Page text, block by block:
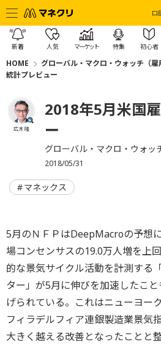
口
新着 人気 マーケット 特集 初心者
HOME グローバル・マクロ・ウォッチ（雇
統計プレビュー
広木 隆
2018年5月米国
ー
グローバル・マクロ・ウォッ
2018/05/31
マネックス
5月のＮＦＰはDeepMacroの予想
場コンセンサスの19.0万人増を上
的な景気サイクル活動を計測する
ター」が5月に伸びを加速したこ
げられている。これはニューヨー
フィラデルフィア連銀製造業景気
大きく越える改善となったことと